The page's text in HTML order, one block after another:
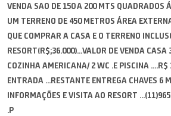
VENDA SAO DE 150 A 200 MTS QUADRADOS
UM TERRENO DE 450 METROS ÁREA
QUE COMPRAR A CASA E O TERRENO
RESORT(R$;36.000)...VALOR DE VENDA
COZINHA AMERICANA/ 2 WC .E PISCINA ....R$
ENTRADA ...RESTANTE ENTREGA CHAVES 6
INFORMAÇÕES E VISITA AO RESORT
.P